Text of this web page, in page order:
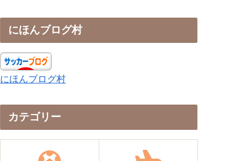
にほんブログ村
にほんブログ村
カテゴリー